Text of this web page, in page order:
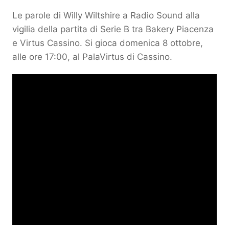
Le parole di Willy Wiltshire a Radio Sound alla
vigilia della partita di Serie B tra Bakery Piacenza
e Virtus Cassino. Si gioca domenica 8 ottobre,
alle ore 17:00, al PalaVirtus di Cassino.